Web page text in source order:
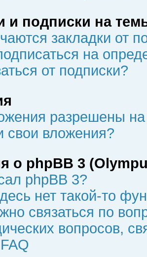
и подписки на
закладки от
на
от подписки?
разрешены
свои вложения?
о phpBB 3
phpBB 3?
нет такой-то
связаться по
вопросов,